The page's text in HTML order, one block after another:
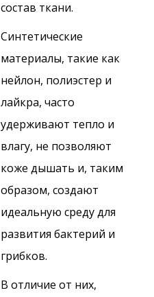
состав ткани.
Синтетические
материалы, такие как
нейлон, полиэстер и
лайкра, часто
удерживают тепло и
влагу, не позволяют
коже дышать и, таким
образом, создают
идеальную среду для
развития бактерий и
грибков.
В отличие от них,